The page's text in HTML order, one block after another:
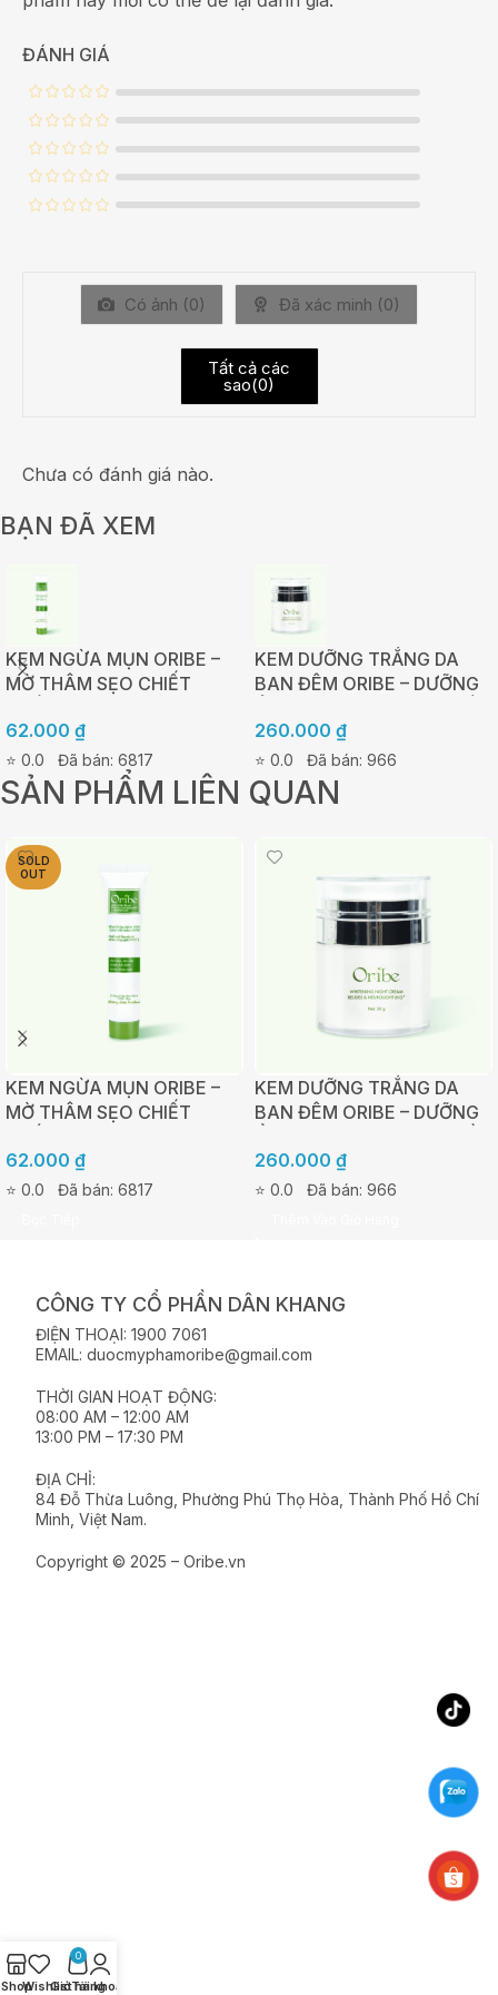
ĐÁNH GIÁ
Có ảnh (0) Đã xác minh (0)
Tất cả các
sao(0)
Chưa có đánh giá nào.
BẠN ĐÃ XEM
KEM NGỪA MỤN ORIBE –
MỜ THÂM SẸO CHIẾT
TUÝP 20G
62.000 ₫
⭐ 0.0 Đã bán: 6817
KEM DƯỠNG TRẮNG DA
BAN ĐÊM ORIBE – DƯỠNG
DA 30G
260.000 ₫
⭐ 0.0 Đã bán: 966
SẢN PHẨM LIÊN QUAN
SOLD
OUT
KEM NGỪA MỤN ORIBE –
MỜ THÂM SẸO CHIẾT
TUÝP 20G
62.000 ₫
⭐ 0.0 Đã bán: 6817
KEM DƯỠNG TRẮNG DA
BAN ĐÊM ORIBE – DƯỠNG
DA 30G
260.000 ₫
⭐ 0.0 Đã bán: 966
CÔNG TY CỔ PHẦN DÂN KHANG
ĐIỆN THOẠI: 1900 7061
EMAIL: duocmyphamoribe@gmail.com
THỜI GIAN HOẠT ĐỘNG:
08:00 AM – 12:00 AM
13:00 PM – 17:30 PM
ĐỊA CHỈ:
84 Đỗ Thừa Luông, Phường Phú Thọ Hòa, Thành Phố Hồ Chí
Minh, Việt Nam.
Copyright © 2025 – Oribe.vn
ShopWishlist
0
Giỏ hàng
Tài khoản